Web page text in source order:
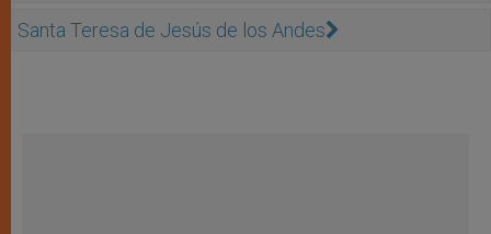
Santa Teresa de Jesús de los Andes